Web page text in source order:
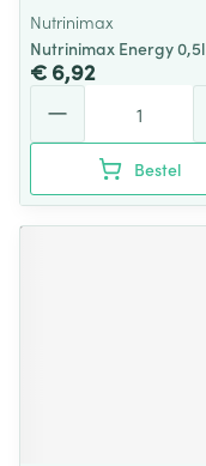
Nutrinimax
Nutrinimax Energy 0,5l
€ 6,92
Bestel